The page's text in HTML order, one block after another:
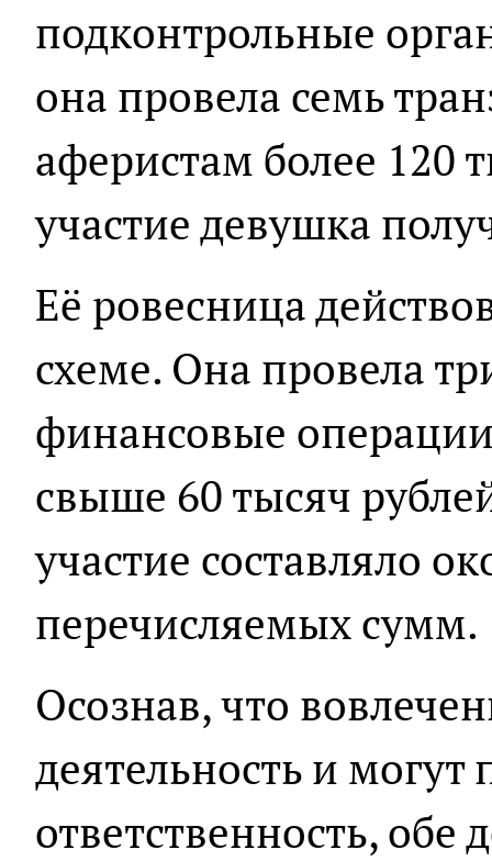
подконтрольные
она провела семь
аферистам более 120
участие девушка
Её ровесница
схеме. Она провела
финансовые
свыше 60 тысяч
участие составляло
перечисляемых сумм.
Осознав, что
деятельность и
ответственность, обе